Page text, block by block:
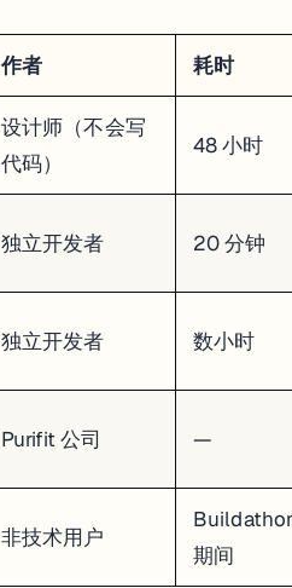
作者 耗时
设计师（不会写
代码）
48 小时
独立开发者 20 分钟
独立开发者 数小时
Purifit 公司 —
非技术用户
期间